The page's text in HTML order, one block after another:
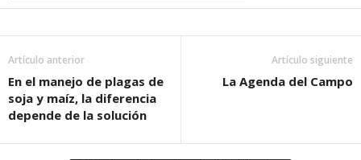
Artículo anterior
En el manejo de plagas de
soja y maíz, la diferencia
depende de la solución
Artículo siguiente
La Agenda del Campo